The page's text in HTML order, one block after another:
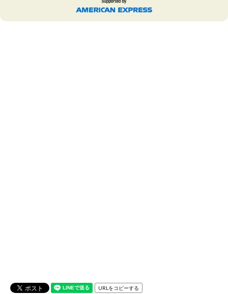
URLをコピーする